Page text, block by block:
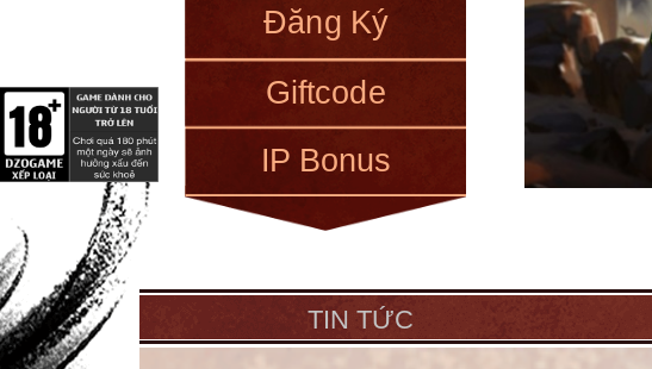
Đăng Ký
Giftcode
IP Bonus
TIN TỨC